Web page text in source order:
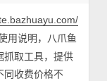
用说明，八爪鱼
抓取工具，提供
同收费价格不